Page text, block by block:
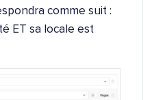
comme suit :
ET sa locale est